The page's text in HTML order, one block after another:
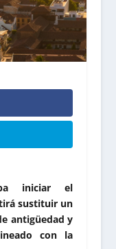
iniciar el
sustituir un
antigüedad y
con la